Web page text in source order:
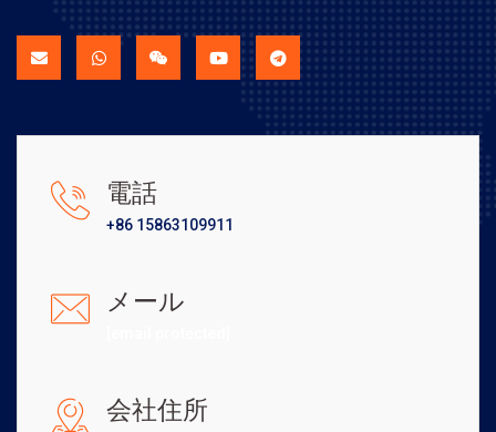
電話
+86 15863109911
メール
会社住所